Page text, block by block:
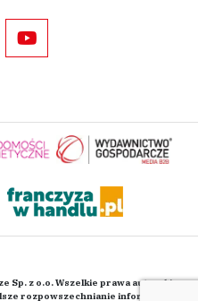
Sp. z o.o. Wszelkie prawa autorskie
rozpowszechnianie informacji i